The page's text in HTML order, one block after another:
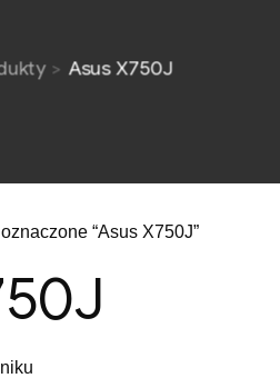
Asus X750J
“Asus X750J”